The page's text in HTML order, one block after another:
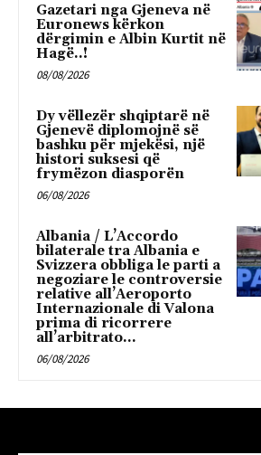
Gazetari nga Gjeneva në
Euronews kërkon
dërgimin e Albin Kurtit në
Hagë..!
08/08/2026
Dy vëllezër shqiptarë në
Gjenevë diplomojnë së
bashku për mjekësi, një
histori suksesi që
frymëzon diasporën
06/08/2026
Albania / L’Accordo
bilaterale tra Albania e
Svizzera obbliga le parti a
negoziare le controversie
relative all’Aeroporto
Internazionale di Valona
prima di ricorrere
all’arbitrato...
06/08/2026